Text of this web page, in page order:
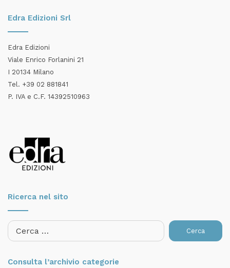
Edra Edizioni Srl
Edra Edizioni
Viale Enrico Forlanini 21
I 20134 Milano
Tel. +39 02 881841
P. IVA e C.F. 14392510963
Ricerca nel sito
Ricerca
per:
Consulta l’archivio categorie